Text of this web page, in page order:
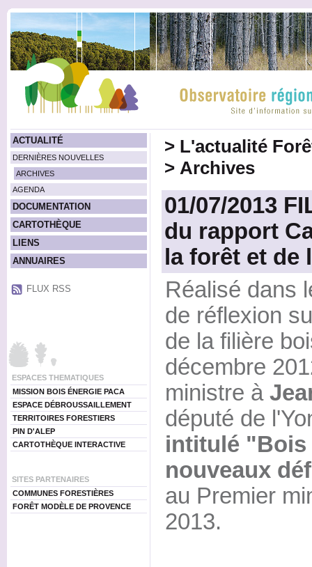
ACTUALITÉ
DERNIÈRES NOUVELLES
ARCHIVES
AGENDA
DOCUMENTATION
CARTOTHÈQUE
LIENS
ANNUAIRES
FLUX RSS
ESPACES THEMATIQUES
MISSION BOIS ÉNERGIE PACA
ESPACE DÉBROUSSAILLEMENT
TERRITOIRES FORESTIERS
PIN D'ALEP
CARTOTHÈQUE INTERACTIVE
SITES PARTENAIRES
COMMUNES FORESTIÈRES
FORÊT MODÈLE DE PROVENCE
> L'actualité
> Archives
01/07/2013
du rapport
la forêt et de
Réalisé dans
de réflexion
de la filière
décembre
ministre à
député de
intitulé "Bois
nouveaux
au Premier
2013.